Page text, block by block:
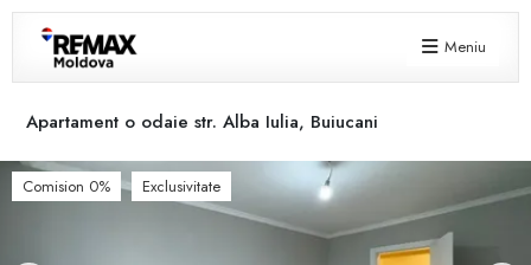
Meniu
Apartament o odaie str. Alba Iulia, Buiucani
Comision 0% Exclusivitate